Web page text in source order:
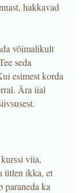
hakkavad
võimalikult
seda
esimest korda
Ära iial
viia,
ütlen ikka, et
paraneda ka